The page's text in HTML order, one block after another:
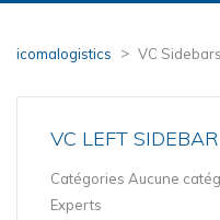
icomalogistics > VC Sidebars
VC LEFT SIDEBAR
Catégories Aucune
Experts